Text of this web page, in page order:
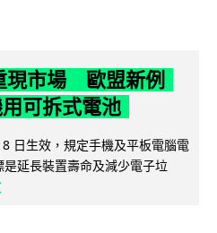
現市場 歐盟新例
可拆式電池
日生效，規定手機及平板電腦電
延長裝置壽命及減少電子垃